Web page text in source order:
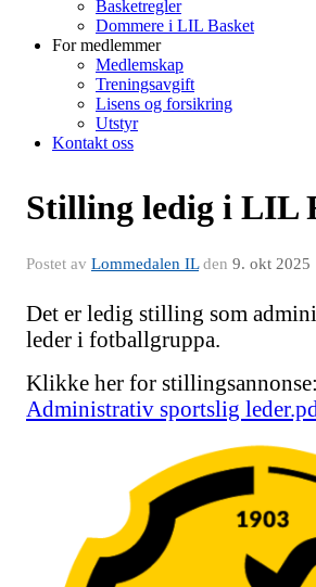
Basketregler
Dommere i LIL Basket
For medlemmer
Medlemskap
Treningsavgift
Lisens og forsikring
Utstyr
Kontakt oss
Stilling ledig i LIL
Postet av Lommedalen ILden 9. okt 2025
Det er ledig stilling som
leder i fotballgruppa.
Klikke her for stillingsannonse:
Administrativ sportslig